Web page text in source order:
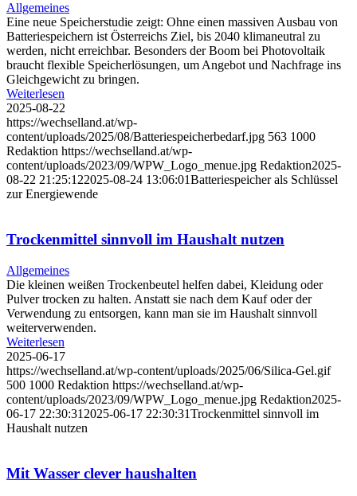
Allgemeines
Eine neue Speicherstudie zeigt: Ohne einen massiven Ausbau von
Batteriespeichern ist Österreichs Ziel, bis 2040 klimaneutral zu
werden, nicht erreichbar. Besonders der Boom bei Photovoltaik
braucht flexible Speicherlösungen, um Angebot und Nachfrage ins
Gleichgewicht zu bringen.
Weiterlesen
2025-08-22
https://wechselland.at/wp-
content/uploads/2025/08/Batteriespeicherbedarf.jpg 563 1000
Redaktion https://wechselland.at/wp-
content/uploads/2023/09/WPW_Logo_menue.jpg Redaktion2025-
08-22 21:25:122025-08-24 13:06:01Batteriespeicher als Schlüssel
zur Energiewende
Trockenmittel sinnvoll im Haushalt nutzen
Allgemeines
Die kleinen weißen Trockenbeutel helfen dabei, Kleidung oder
Pulver trocken zu halten. Anstatt sie nach dem Kauf oder der
Verwendung zu entsorgen, kann man sie im Haushalt sinnvoll
weiterverwenden.
Weiterlesen
2025-06-17
https://wechselland.at/wp-content/uploads/2025/06/Silica-Gel.gif
500 1000 Redaktion https://wechselland.at/wp-
content/uploads/2023/09/WPW_Logo_menue.jpg Redaktion2025-
06-17 22:30:31 2025-06-17 22:30:31Trockenmittel sinnvoll im
Haushalt nutzen
Mit Wasser clever haushalten